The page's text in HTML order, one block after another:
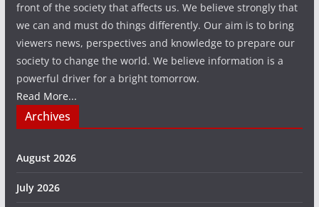
front of the society that affects us. We believe strongly that
we can and must do things differently. Our aim is to bring
viewers news, perspectives and knowledge to prepare our
society to change the world. We believe information is a
powerful driver for a bright tomorrow.
Read More...
Archives
August 2026
July 2026